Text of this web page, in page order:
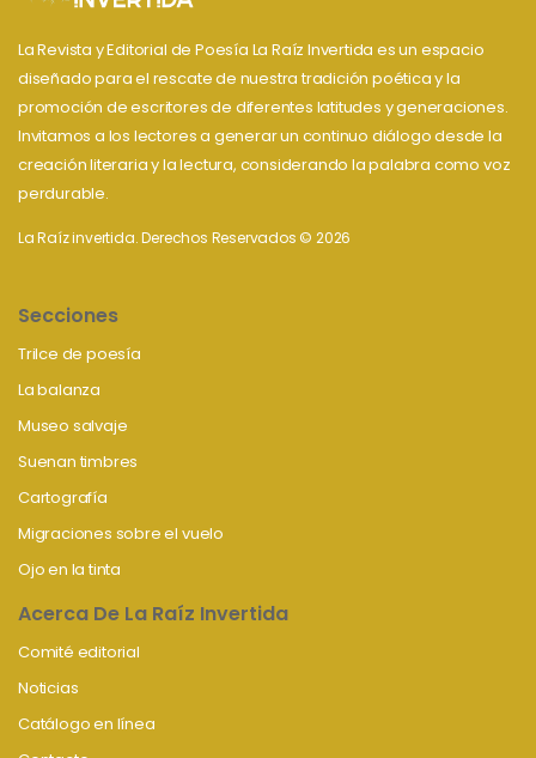
La Revista y Editorial de Poesía La Raíz Invertida es un espacio
diseñado para el rescate de nuestra tradición poética y la
promoción de escritores de diferentes latitudes y generaciones.
Invitamos a los lectores a generar un continuo diálogo desde la
creación literaria y la lectura, considerando la palabra como voz
perdurable.
La Raíz invertida. Derechos Reservados © 2026
Secciones
Trilce de poesía
La balanza
Museo salvaje
Suenan timbres
Cartografía
Migraciones sobre el vuelo
Ojo en la tinta
Acerca De La Raíz Invertida
Comité editorial
Noticias
Catálogo en línea